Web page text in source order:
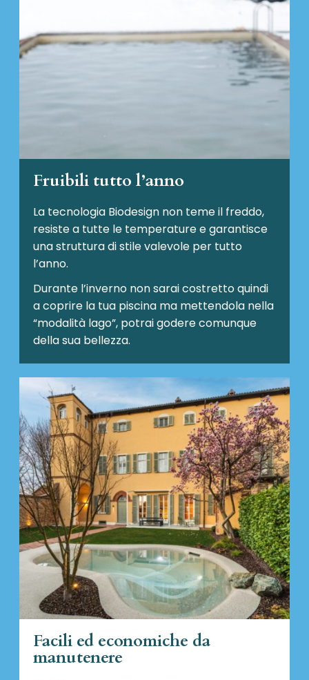
Fruibili tutto l’anno
La tecnologia Biodesign non teme il freddo,
resiste a tutte le temperature e garantisce
una struttura di stile valevole per tutto
l’anno.
Durante l’inverno non sarai costretto quindi
a coprire la tua piscina ma mettendola nella
“modalità lago”, potrai godere comunque
della sua bellezza.
Facili ed economiche da
manutenere